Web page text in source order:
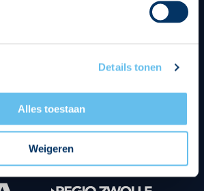
Details tonen
Alles toestaan
Weigeren